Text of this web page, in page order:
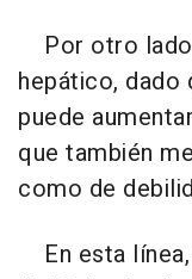
Por otro
hepático, dado
puede
que también
como de
En esta línea,